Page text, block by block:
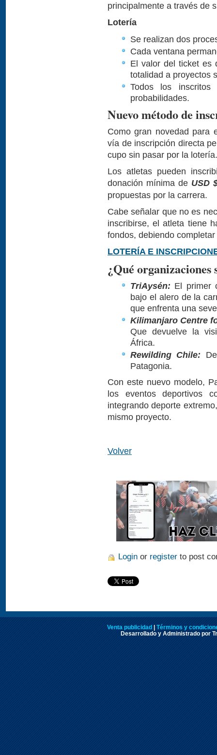
principalmente a través de
Lotería
Se realizan dos
Cada ventana
El valor del ticket es
totalidad a proyectos
Todos los
probabilidades.
Nuevo método de
Como gran novedad para
vía de inscripción directa
cupo sin pasar por la lotería.
Los atletas pueden
donación mínima de USD
propuestas por la carrera.
Cabe señalar que no es
inscribirse, el atleta tiene
fondos, debiendo
LOTERÍA E
¿Qué organizaciones
TriAysén: El primer
bajo el alero de la
que enfrenta una
Kilimanjaro Centre
Que devuelve la
África.
Rewilding Chile:
Patagonia.
Con este nuevo modelo,
los eventos deportivos
integrando deporte
mismo proyecto.
Volver
Login or register to post
Venta publicidad | Términos y
Desarrollado y Administrado por